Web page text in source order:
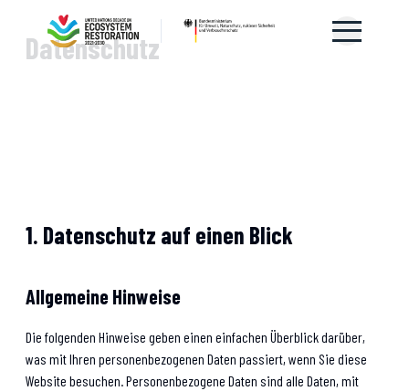
Datenschutz
1. Datenschutz auf einen Blick
Allgemeine Hinweise
Die folgenden Hinweise geben einen einfachen Überblick darüber,
was mit Ihren personenbezogenen Daten passiert, wenn Sie diese
Website besuchen. Personenbezogene Daten sind alle Daten, mit